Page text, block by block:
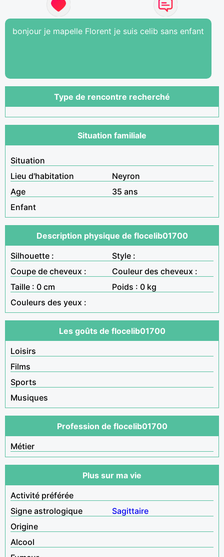
bonjour je mapelle Florent je suis celib sans enfant
Type de rencontre recherché
Situation familiale
Situation
Lieu d'habitation
Neyron
Age
35 ans
Enfant
Description physique de flocelib01700
Silhouette :
Style :
Coupe de cheveux :
Couleur des cheveux :
Taille : 0 cm
Poids : 0 kg
Couleurs des yeux :
Les goûts de flocelib01700
Loisirs
Films
Sports
Musiques
Profession de flocelib01700
Métier
Plus sur ma vie
Activité préférée
Signe astrologique
Sagittaire
Origine
Alcool